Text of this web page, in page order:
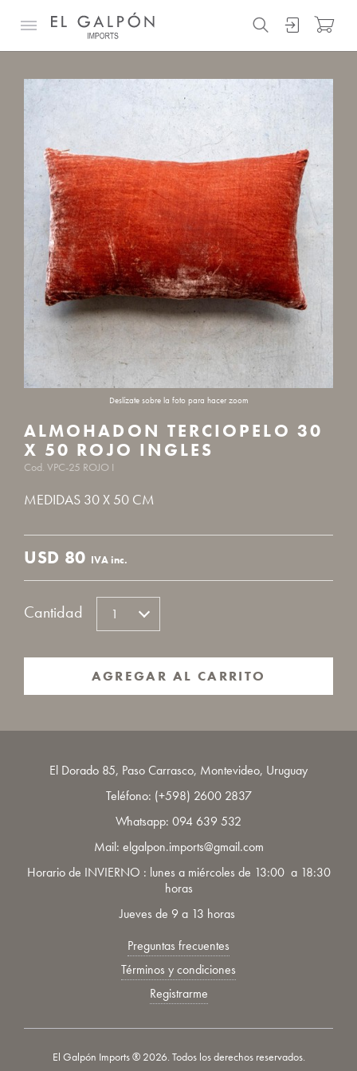
ALMOHADON TERCIOPELO 30
X 50 ROJO INGLES
Cod. VPC-25 ROJO I
MEDIDAS 30 X 50 CM
USD 80 IVA inc.
Cantidad
AGREGAR AL CARRITO
El Dorado 85, Paso Carrasco, Montevideo, Uruguay
Teléfono: (+598) 2600 2837
Whatsapp: 094 639 532
Mail: elgalpon.imports@gmail.com
Horario de INVIERNO : lunes a miércoles de 13:00 a 18:30
horas
Jueves de 9 a 13 horas
Preguntas frecuentes
Términos y condiciones
Registrarme
El Galpón Imports ® 2026. Todos los derechos reservados.